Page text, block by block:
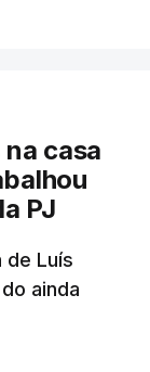
casa
PJ
de Luís
ainda